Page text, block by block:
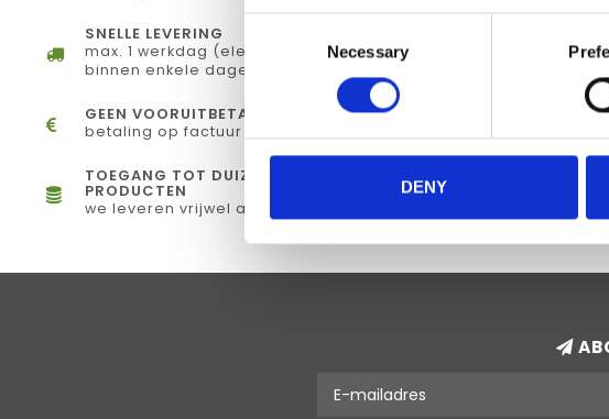
Selection
Necessary
DENY
SNELLE LEVERING
max. 1 werkdag (elektronisch) of
binnen enkele dagen (fysiek)
GEEN VOORUITBETALING
betaling op factuur
TOEGANG TOT DUIZENDEN
PRODUCTEN
we leveren vrijwel alles